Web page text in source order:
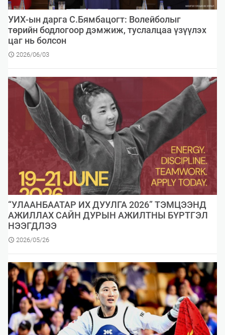
УИХ-ын дарга С.Бямбацогт: Волейболыг
төрийн бодлогоор дэмжиж, туслалцаа үзүүлэх
цаг нь болсон
2026/06/03
“УЛААНБААТАР ИХ ДУУЛГА 2026” ТЭМЦЭЭНД
АЖИЛЛАХ САЙН ДУРЫН АЖИЛТНЫ БҮРТГЭЛ
НЭЭГДЛЭЭ
2026/05/26